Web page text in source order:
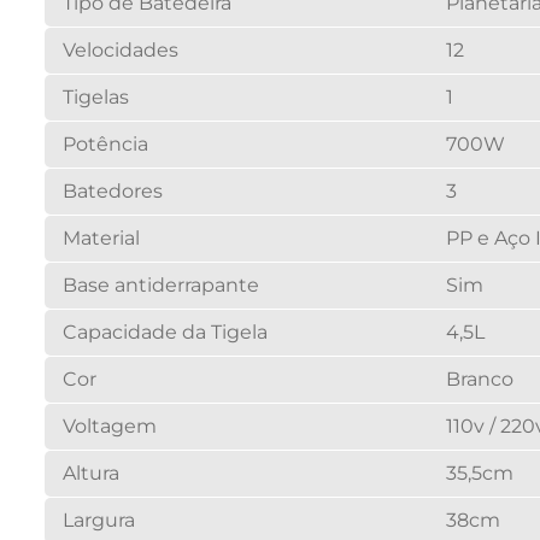
Velocidades 12
Tigelas 1
Potência 700W
Batedores 3
Material PP e Aço
Base antiderrapante Sim
Capacidade da Tigela 4,5L
Cor Branco
Voltagem 110v /
Altura 35,5cm
Largura 38cm